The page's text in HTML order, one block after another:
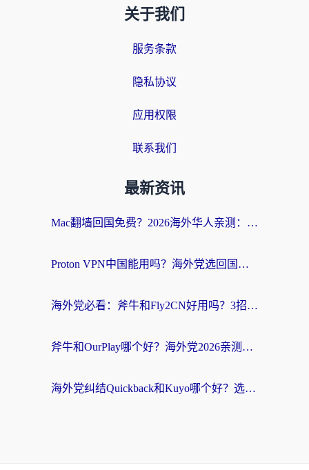
关于我们
服务条款
隐私协议
应用权限
联系我们
最新资讯
Mac翻墙回国免费？2026海外华人亲测：从CCTV5直播到国内APP，这样选加速器才靠谱
Proton VPN中国能用吗？海外党选回国加速器的避坑指南（附番茄加速器实测）
海外党必看：斧牛和Fly2CN好用吗？3招教你选对回国加速器（附免费试用攻略）
斧牛和OurPlay哪个好？海外党2026亲测：选对加速器，国内资源秒加载
海外党纠结Quickback和Kuyo哪个好？选对回国加速器才能无缝刷国内资源